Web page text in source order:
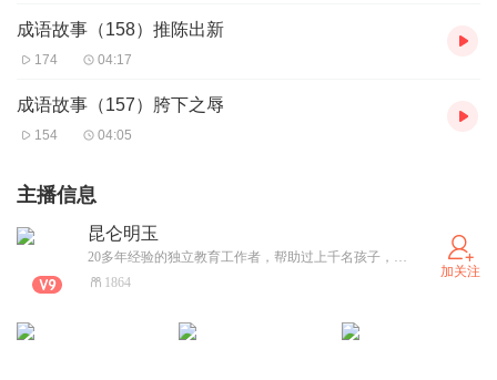
成语故事（158）推陈出新
174 04:17
成语故事（157）胯下之辱
154 04:05
主播信息
昆仑明玉
20多年经验的独立教育工作者，帮助过上千名孩子，想用声音帮助更多的家长和孩子！
1864
加关注